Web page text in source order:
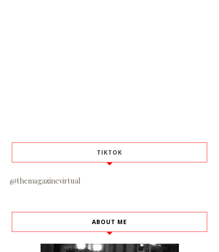
TIKTOK
@themagazinevirtual
ABOUT ME